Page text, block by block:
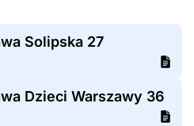
Solipska 27
Dzieci Warszawy 36